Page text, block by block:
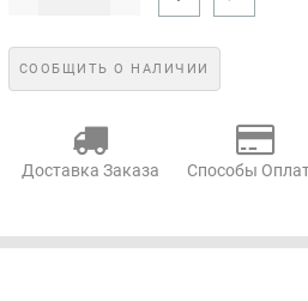
СООБЩИТЬ О НАЛИЧИИ
Доставка Заказа Способы